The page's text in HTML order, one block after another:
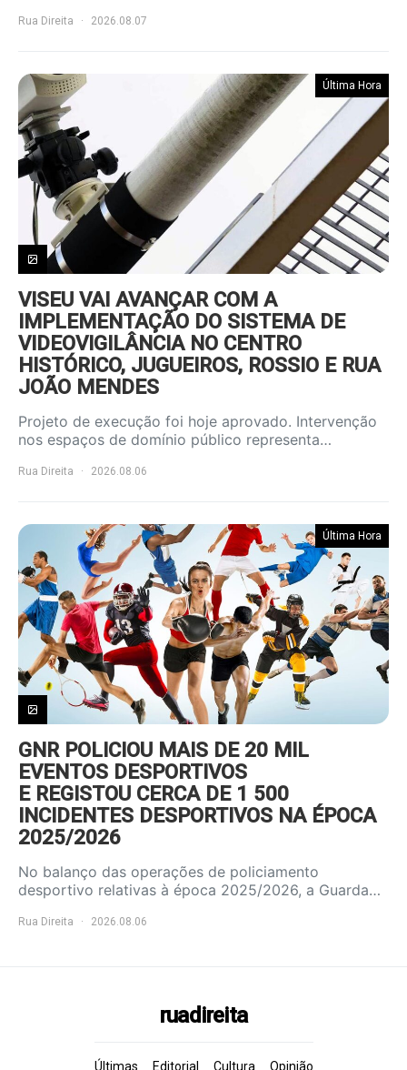
Rua Direita 2026.08.07
Última Hora
VISEU VAI AVANÇAR COM A
IMPLEMENTAÇÃO DO SISTEMA DE
VIDEOVIGILÂNCIA NO CENTRO
HISTÓRICO, JUGUEIROS, ROSSIO E RUA
JOÃO MENDES
Projeto de execução foi hoje aprovado. Intervenção
nos espaços de domínio público representa…
Rua Direita 2026.08.06
Última Hora
GNR POLICIOU MAIS DE 20 MIL
EVENTOS DESPORTIVOS
E REGISTOU CERCA DE 1 500
INCIDENTES DESPORTIVOS NA ÉPOCA
2025/2026
No balanço das operações de policiamento
desportivo relativas à época 2025/2026, a Guarda…
Rua Direita 2026.08.06
ruadireita
Últimas Editorial Cultura Opinião